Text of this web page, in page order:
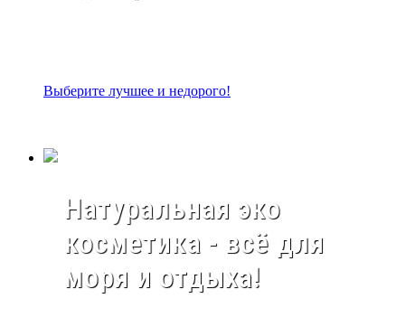
Выберите лучшее и недорого!
Натуральная эко
косметика - всё для
моря и отдыха!